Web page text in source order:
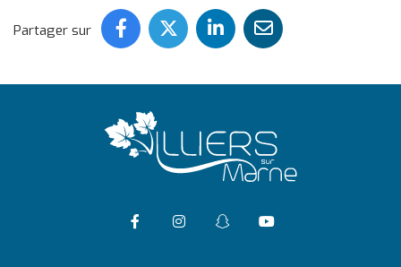
Partager sur Partager ce contenu sur
Partager ce contenu sur
Partager ce
Partager ce
Accéder à la page Facebook
Suivre l'actualité de
Suivre l'actualité
Accéder à la